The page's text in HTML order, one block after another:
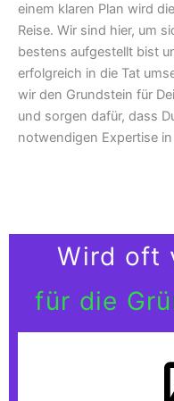
einem klaren Plan wird
Reise. Wir sind hier, um
bestens aufgestellt bist
erfolgreich in die Tat
wir den Grundstein für
und sorgen dafür, dass
notwendigen Expertise
Wird oft
für die